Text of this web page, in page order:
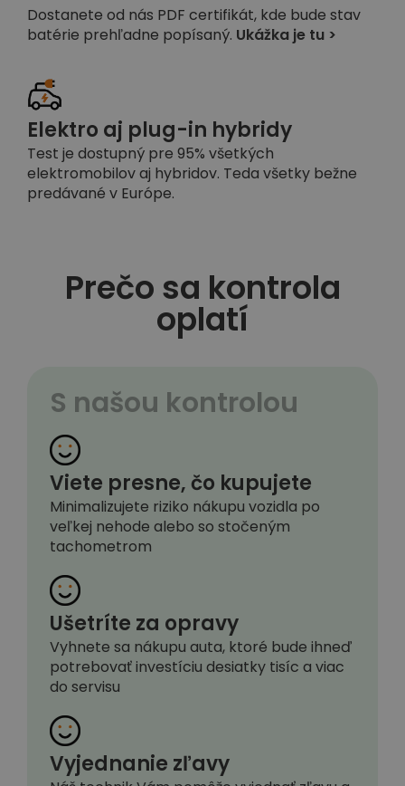
Dostanete od nás PDF certifikát, kde bude stav
batérie prehľadne popísaný. Ukážka je tu >
Elektro aj plug-in hybridy
Test je dostupný pre 95% všetkých
elektromobilov aj hybridov. Teda všetky bežne
predávané v Európe.
Prečo sa kontrola
oplatí
S našou kontrolou
Viete presne, čo kupujete
Minimalizujete riziko nákupu vozidla po
veľkej nehode alebo so stočeným
tachometrom
Ušetríte za opravy
Vyhnete sa nákupu auta, ktoré bude ihneď
potrebovať investíciu desiatky tisíc a viac
do servisu
Vyjednanie zľavy